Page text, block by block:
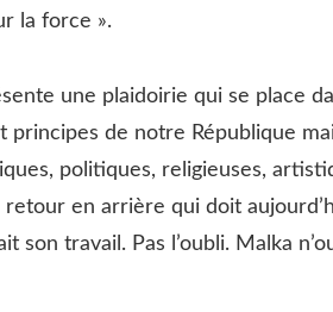
la force ».
une plaidoirie qui se place
principes de notre République
politiques, religieuses,
retour en arrière qui doit
son travail. Pas l’oubli. Malka